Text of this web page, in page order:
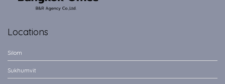
Locations
Silom
Sukhumvit